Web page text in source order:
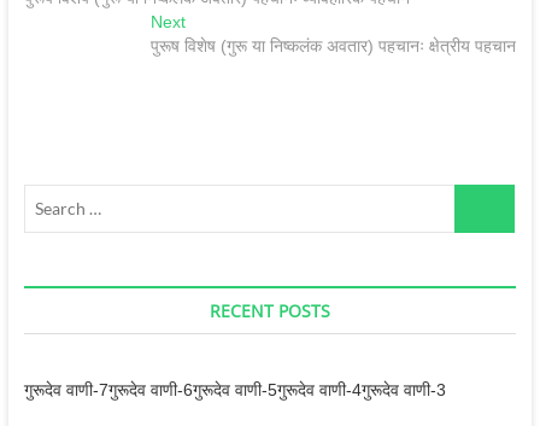
navigation
NextNext
post:
पुरूष विशेष (गुरू या निष्कलंक अवतार) पहचानः क्षेत्रीय पहचान
RECENT POSTS
गुरूदेव वाणी-7गुरूदेव वाणी-6गुरूदेव वाणी-5गुरूदेव वाणी-4गुरूदेव वाणी-3